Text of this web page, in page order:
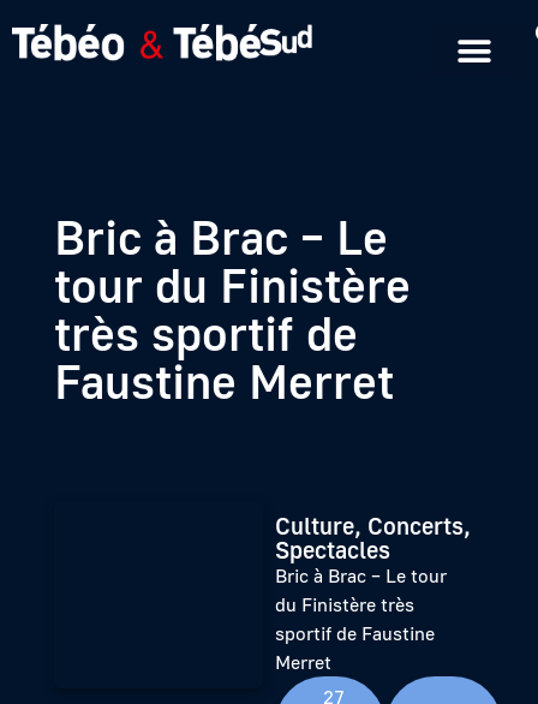
Bric à Brac – Le
tour du Finistère
très sportif de
Faustine Merret
Culture, Concerts,
Spectacles
Bric à Brac – Le tour
du Finistère très
sportif de Faustine
Merret
27